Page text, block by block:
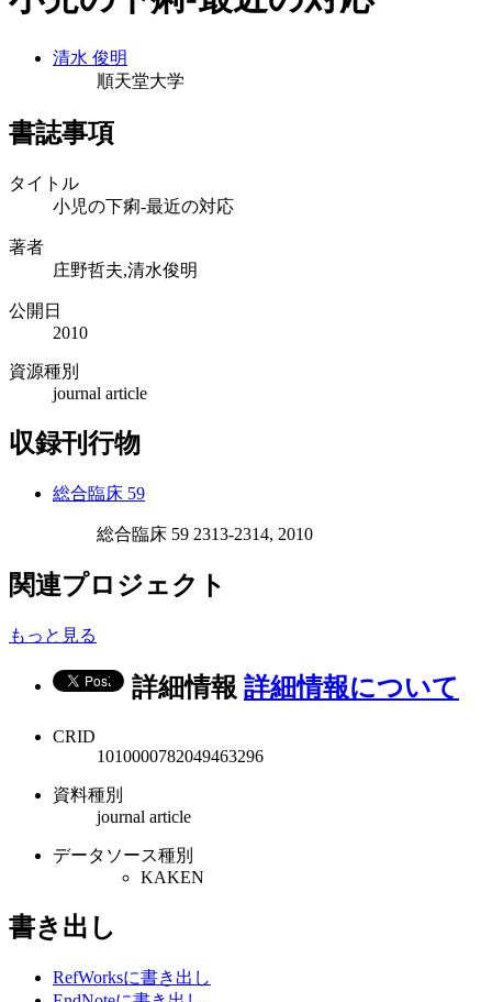
清水 俊明
順天堂大学
書誌事項
タイトル
小児の下痢-最近の対応
著者
庄野哲夫,清水俊明
公開日
2010
資源種別
journal article
収録刊行物
総合臨床 59
総合臨床 59 2313-2314, 2010
関連プロジェクト
もっと見る
詳細情報 詳細情報について
CRID
1010000782049463296
資料種別
journal article
データソース種別
KAKEN
書き出し
RefWorksに書き出し